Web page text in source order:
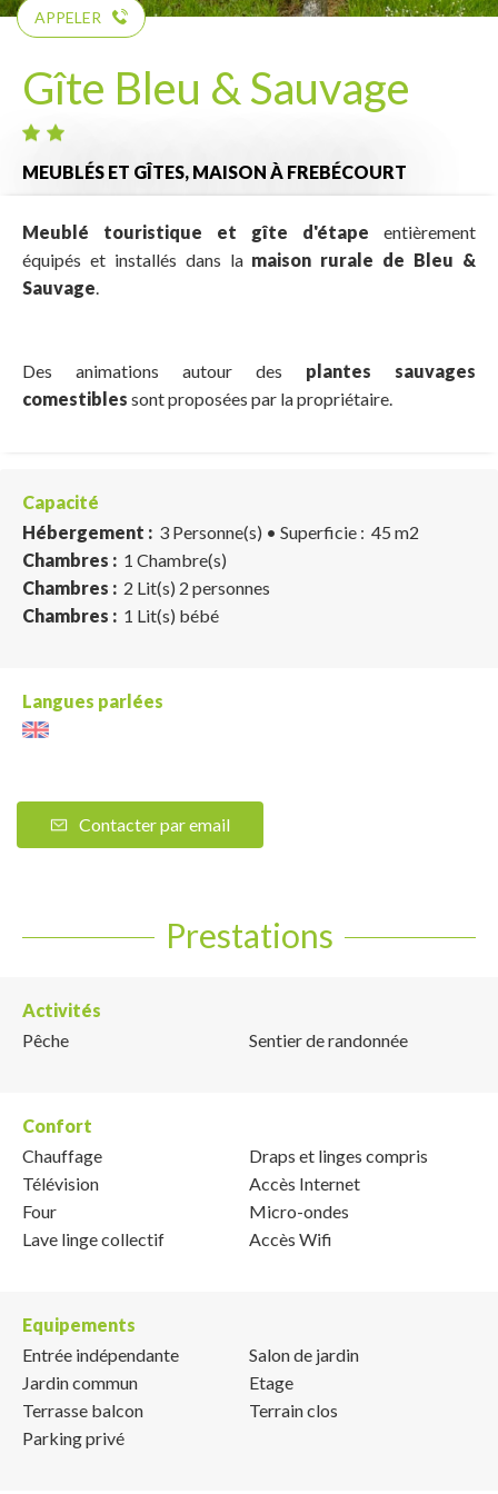
APPELER
Gîte Bleu & Sauvage
MEUBLÉS ET GÎTES, MAISON À FREBÉCOURT
Meublé touristique et gîte d'étape entièrement
équipés et installés dans la maison rurale de Bleu &
Sauvage.
Des animations autour des plantes sauvages
comestibles sont proposées par la propriétaire.
Capacité
Hébergement : 3 Personne(s) • Superficie : 45 m2
Chambres : 1 Chambre(s)
Chambres : 2 Lit(s) 2 personnes
Chambres : 1 Lit(s) bébé
Langues parlées
Contacter par email
Prestations
Activités
Pêche
Sentier de randonnée
Confort
Chauffage
Télévision
Four
Lave linge collectif
Draps et linges compris
Accès Internet
Micro-ondes
Accès Wifi
Equipements
Entrée indépendante
Jardin commun
Terrasse balcon
Parking privé
Salon de jardin
Etage
Terrain clos